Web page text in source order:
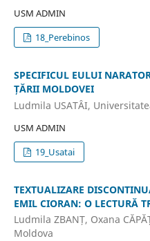
USM ADMIN
18_Perebinos
SPECIFICUL EULUI
ȚĂRII MOLDOVEI
Ludmila USATÂI,
USM ADMIN
19_Usatai
TEXTUALIZARE
EMIL CIORAN: O LECTURĂ
Ludmila ZBANȚ, Oxana
Moldova